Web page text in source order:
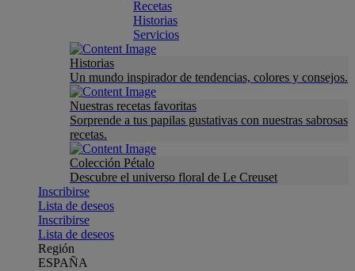
Recetas
Historias
Servicios
Historias
Un mundo inspirador de tendencias, colores y consejos.
Nuestras recetas favoritas
Sorprende a tus papilas gustativas con nuestras sabrosas
recetas.
Colección Pétalo
Descubre el universo floral de Le Creuset
Inscribirse
Lista de deseos
Inscribirse
Lista de deseos
Región
ESPAÑA